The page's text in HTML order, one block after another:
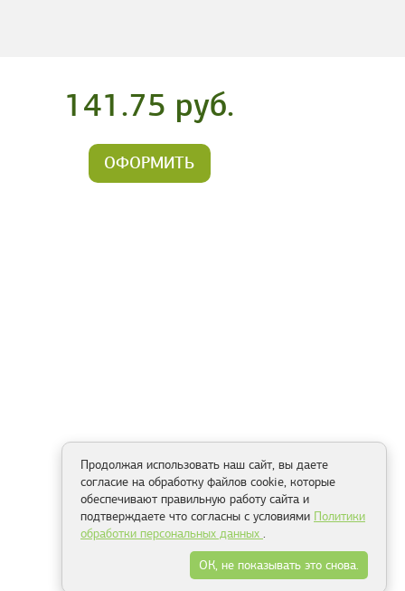
141.75 руб.
ОФОРМИТЬ
Продолжая использовать наш сайт, вы даете
согласие на обработку файлов cookie, которые
обеспечивают правильную работу сайта и
подтверждаете что согласны с условиями Политики
обработки персональных данных .
ОК, не показывать это снова.